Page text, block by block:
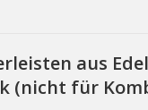
aus
(nicht für